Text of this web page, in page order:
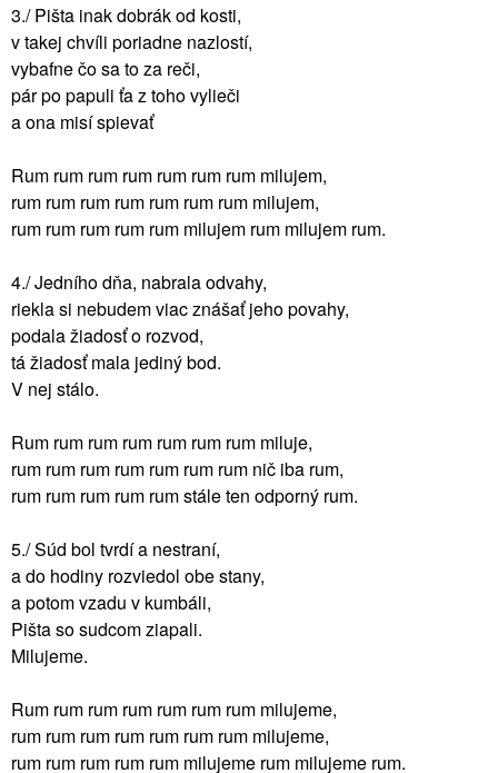
3./ Pišta inak dobrák od kosti,
v takej chvíli poriadne nazlostí,
vybafne čo sa to za reči,
pár po papuli ťa z toho vylieči
a ona misí spievať
Rum rum rum rum rum rum rum milujem,
rum rum rum rum rum rum rum milujem,
rum rum rum rum rum milujem rum milujem rum.
4./ Jedního dňa, nabrala odvahy,
riekla si nebudem viac znášať jeho povahy,
podala žiadosť o rozvod,
tá žiadosť mala jediný bod.
V nej stálo.
Rum rum rum rum rum rum rum miluje,
rum rum rum rum rum rum rum nič iba rum,
rum rum rum rum rum stále ten odporný rum.
5./ Súd bol tvrdí a nestraní,
a do hodiny rozviedol obe stany,
a potom vzadu v kumbáli,
Pišta so sudcom ziapali.
Milujeme.
Rum rum rum rum rum rum rum milujeme,
rum rum rum rum rum rum rum milujeme,
rum rum rum rum rum milujeme rum milujeme rum.